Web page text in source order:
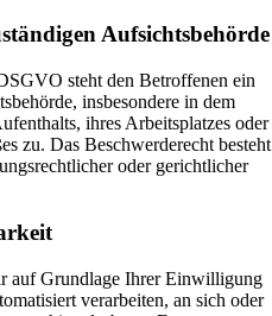
Aufsichts­behörde
steht den Betroffenen ein
insbesondere in dem
ihres Arbeitsplatzes oder
zu. Das Beschwerderecht besteht
oder gerichtlicher
auf Grundlage Ihrer Einwilligung
verarbeiten, an sich oder